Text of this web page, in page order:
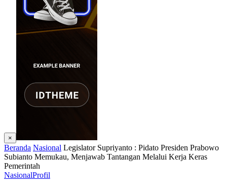
×
Beranda Nasional Legislator Supriyanto : Pidato Presiden Prabowo
Subianto Memukau, Menjawab Tantangan Melalui Kerja Keras
Pemerintah
NasionalProfil